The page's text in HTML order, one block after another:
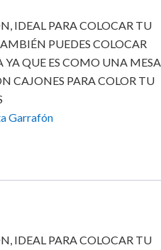
IDEAL PARA COLOCAR TU
PUEDES COLOCAR
QUE ES COMO UNA MESA
CAJONES PARA COLOR TU
Garrafón
IDEAL PARA COLOCAR TU